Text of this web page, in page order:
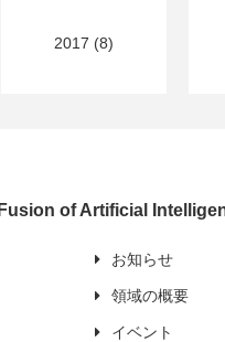
2017 (8)
of Artificial
お知らせ
領域の概要
イベント